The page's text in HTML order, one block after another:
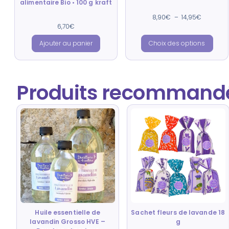
alimentaire Bio • 100 g kraft
Note
4.88
sur 5
6,70€
Ajouter au panier
Note
4.79
8,90€ – 14,95€
Choix des options
Produits
Huile essentielle de
lavandin Grosso HVE –
Sachet fleurs de lavande 18
g